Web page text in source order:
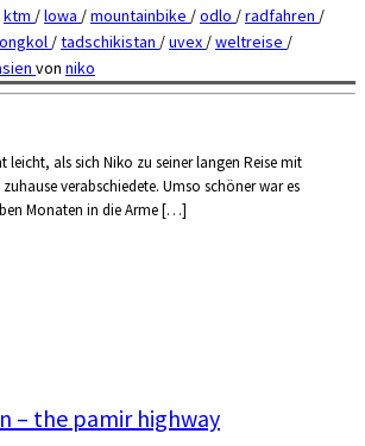
leicht, als sich Niko zu seiner langen Reise mit
verabschiedete. Umso schöner war es
Monaten in die Arme […]
ktm /lowa /mountainbike /odlo /radfahren /
/tadschikistan /uvex /weltreise /
von niko
– the pamir highway